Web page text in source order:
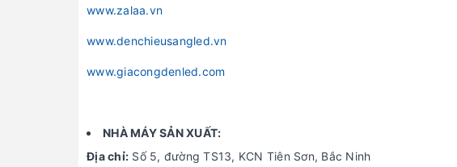
www.zalaa.vn
www.denchieusangled.vn
www.giacongdenled.com
NHÀ MÁY SẢN XUẤT:
Địa chỉ: Số 5, đường TS13, KCN Tiên Sơn, Bắc Ninh